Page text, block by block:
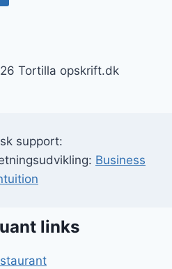
Tortilla opskrift.dk
support:
Business
links